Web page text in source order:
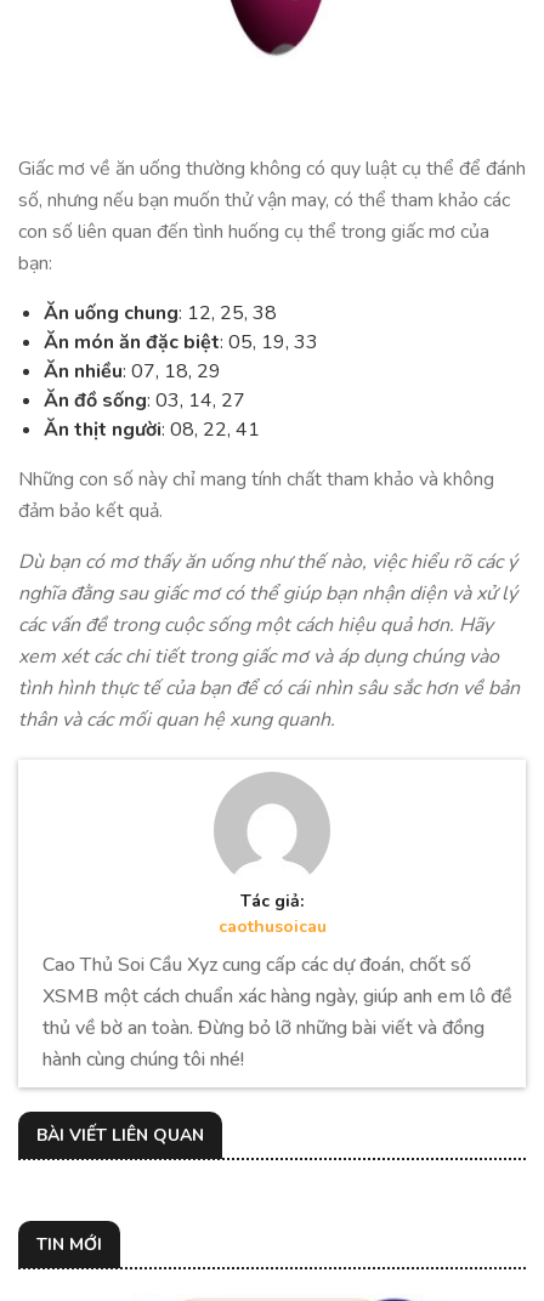
Giấc mơ về ăn uống thường không có quy luật cụ thể để đánh
số, nhưng nếu bạn muốn thử vận may, có thể tham khảo các
con số liên quan đến tình huống cụ thể trong giấc mơ của
bạn:
Ăn uống chung: 12, 25, 38
Ăn món ăn đặc biệt: 05, 19, 33
Ăn nhiều: 07, 18, 29
Ăn đồ sống: 03, 14, 27
Ăn thịt người: 08, 22, 41
Những con số này chỉ mang tính chất tham khảo và không
đảm bảo kết quả.
Dù bạn có mơ thấy ăn uống như thế nào, việc hiểu rõ các ý
nghĩa đằng sau giấc mơ có thể giúp bạn nhận diện và xử lý
các vấn đề trong cuộc sống một cách hiệu quả hơn. Hãy
xem xét các chi tiết trong giấc mơ và áp dụng chúng vào
tình hình thực tế của bạn để có cái nhìn sâu sắc hơn về bản
thân và các mối quan hệ xung quanh.
Tác giả:
caothusoicau
Cao Thủ Soi Cầu Xyz cung cấp các dự đoán, chốt số
XSMB một cách chuẩn xác hàng ngày, giúp anh em lô đề
thủ về bờ an toàn. Đừng bỏ lỡ những bài viết và đồng
hành cùng chúng tôi nhé!
BÀI VIẾT LIÊN QUAN
TIN MỚI